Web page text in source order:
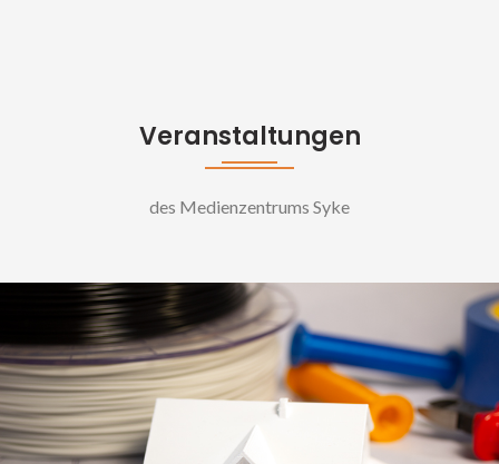
Veranstaltungen
des Medienzentrums Syke